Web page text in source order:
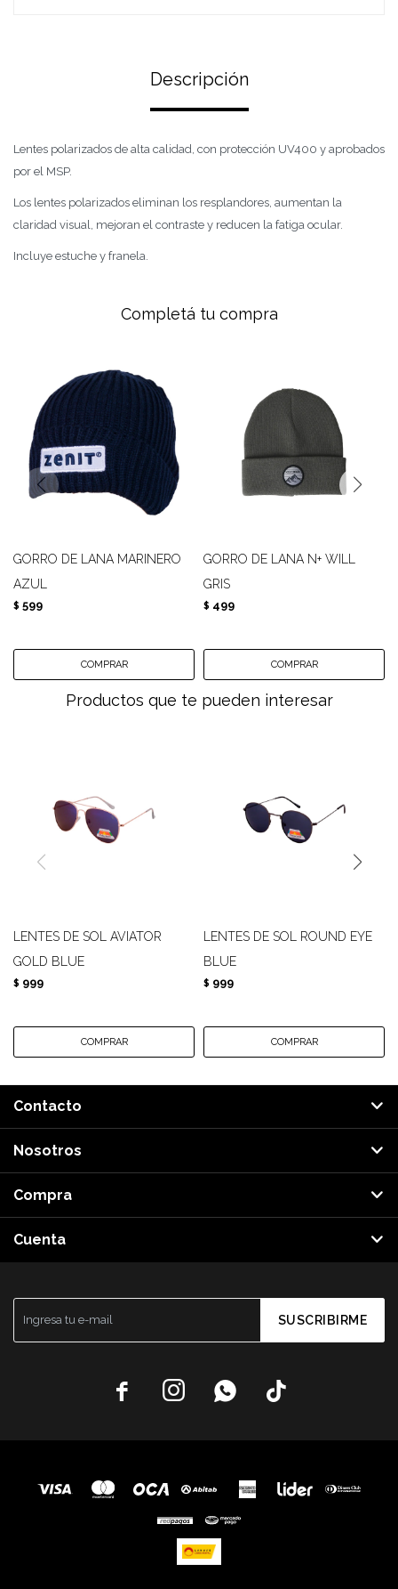
Descripción
Lentes polarizados de alta calidad, con protección UV400 y aprobados
por el MSP.
Los lentes polarizados eliminan los resplandores, aumentan la
claridad visual, mejoran el contraste y reducen la fatiga ocular.
Incluye estuche y franela.
Completá tu compra
GORRO DE LANA MARINERO
AZUL
$ 599
GORRO DE LANA N+ WILL
GRIS
$ 499
Productos que te pueden interesar
LENTES DE SOL AVIATOR
GOLD BLUE
$ 999
LENTES DE SOL ROUND EYE
BLUE
$ 999
SUSCRIBIRME
   
Contacto
Nosotros
Compra
Cuenta